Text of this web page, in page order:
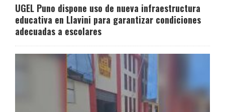
UGEL Puno dispone uso de nueva infraestructura
educativa en Llavini para garantizar condiciones
adecuadas a escolares